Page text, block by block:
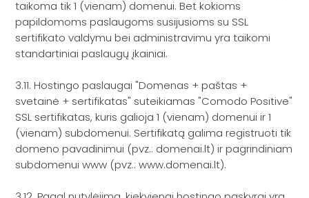
taikoma tik 1 (vienam) domenui. Bet kokioms
papildomoms paslaugoms susijusioms su SSL
sertifikato valdymu bei administravimu yra taikomi
standartiniai paslaugų įkainiai.
3.11. Hostingo paslaugai "Domenas + paštas +
svetainė + sertifikatas" suteikiamas "Comodo Positive"
SSL sertifikatas, kuris galioja 1 (vienam) domenui ir 1
(vienam) subdomenui. Sertifikatą galima registruoti tik
domeno pavadinimui (pvz.: domenai.lt) ir pagrindiniam
subdomenui www (pvz.: www.domenai.lt).